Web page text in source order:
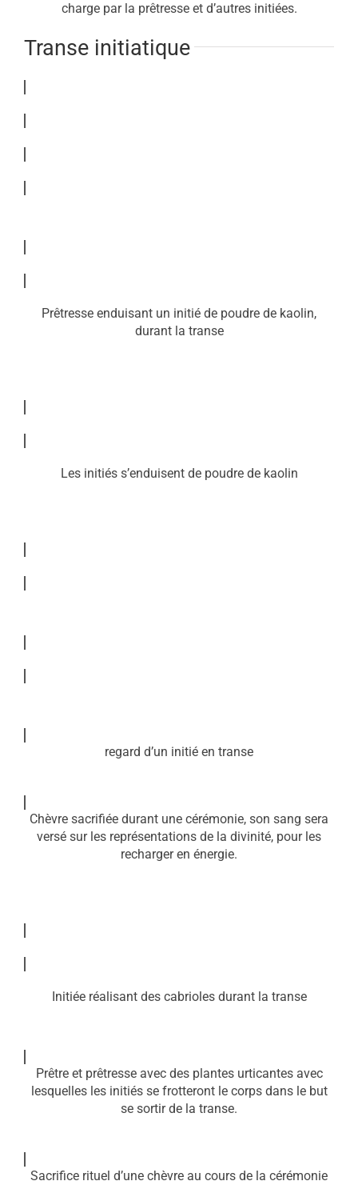
charge par la prêtresse et d’autres initiées.
Transe initiatique
Prêtresse enduisant un initié de poudre de kaolin,
durant la transe
Les initiés s’enduisent de poudre de kaolin
regard d’un initié en transe
Chèvre sacrifiée durant une cérémonie, son sang sera
versé sur les représentations de la divinité, pour les
recharger en énergie.
Initiée réalisant des cabrioles durant la transe
Prêtre et prêtresse avec des plantes urticantes avec
lesquelles les initiés se frotteront le corps dans le but
se sortir de la transe.
Sacrifice rituel d’une chèvre au cours de la cérémonie